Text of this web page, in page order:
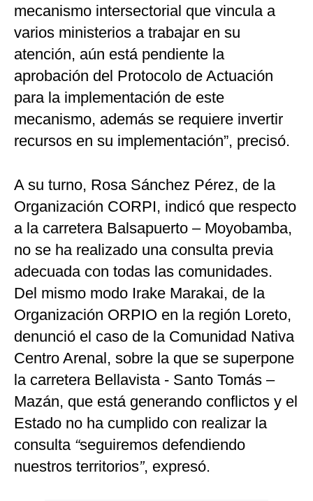
mecanismo intersectorial que vincula a
varios ministerios a trabajar en su
atención, aún está pendiente la
aprobación del Protocolo de Actuación
para la implementación de este
mecanismo, además se requiere invertir
recursos en su implementación”, precisó.
A su turno, Rosa Sánchez Pérez, de la
Organización CORPI, indicó que respecto
a la carretera Balsapuerto – Moyobamba,
no se ha realizado una consulta previa
adecuada con todas las comunidades.
Del mismo modo Irake Marakai, de la
Organización ORPIO en la región Loreto,
denunció el caso de la Comunidad Nativa
Centro Arenal, sobre la que se superpone
la carretera Bellavista - Santo Tomás –
Mazán, que está generando conflictos y el
Estado no ha cumplido con realizar la
consulta “seguiremos defendiendo
nuestros territorios”, expresó.